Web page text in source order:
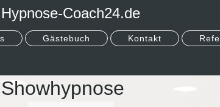
Hypnose-Coach24.de
Gästebuch Kontakt